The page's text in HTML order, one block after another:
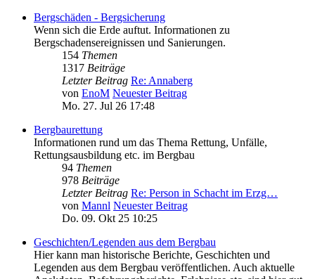
Bergschäden - Bergsicherung
Wenn sich die Erde auftut. Informationen zu
Bergschadensereignissen und Sanierungen.
154 Themen
1317 Beiträge
Letzter Beitrag Re: Annaberg
von EnoM Neuester Beitrag
Mo. 27. Jul 26 17:48
Bergbaurettung
Informationen rund um das Thema Rettung, Unfälle,
Rettungsausbildung etc. im Bergbau
94 Themen
978 Beiträge
Letzter Beitrag Re: Person in Schacht im Erzg…
von Mannl Neuester Beitrag
Do. 09. Okt 25 10:25
Geschichten/Legenden aus dem Bergbau
Hier kann man historische Berichte, Geschichten und
Legenden aus dem Bergbau veröffentlichen. Auch aktuelle